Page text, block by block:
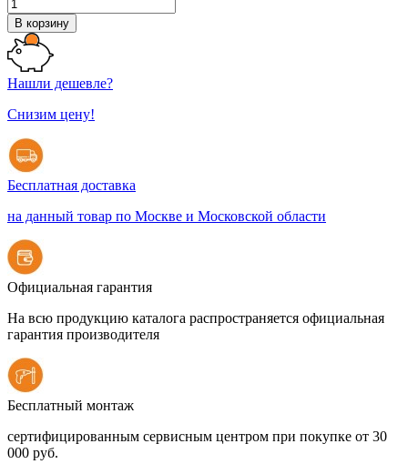
В корзину
Нашли дешевле?
Снизим цену!
Бесплатная доставка
на данный товар по Москве и Московской области
Официальная гарантия
На всю продукцию каталога распространяется официальная
гарантия производителя
Бесплатный монтаж
сертифицированным сервисным центром при покупке от 30
000 руб.